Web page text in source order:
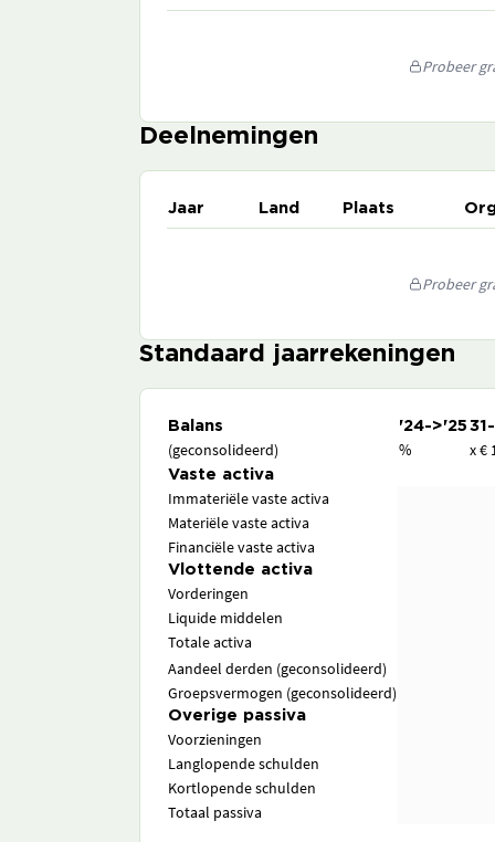
Probeer
Deelnemingen
Jaar Land Plaats
Probeer
Standaard jaarrekeningen
Balans '24->'25
(geconsolideerd) % x €
Vaste activa
Immateriële vaste activa
Materiële vaste activa
Financiële vaste activa
Vlottende activa
Vorderingen
Liquide middelen
Totale activa
Aandeel derden (geconsolideerd)
Groepsvermogen (geconsolideerd)
Overige passiva
Voorzieningen
Langlopende schulden
Kortlopende schulden
Totaal passiva